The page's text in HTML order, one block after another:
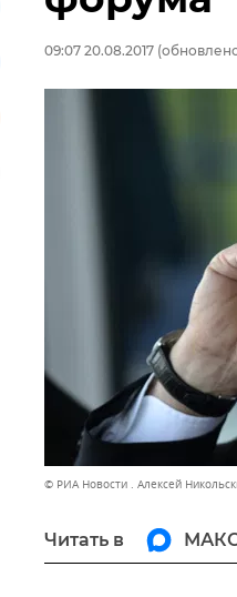
09:07 20.08.2017
© РИА Новости . Алексей
Читать в